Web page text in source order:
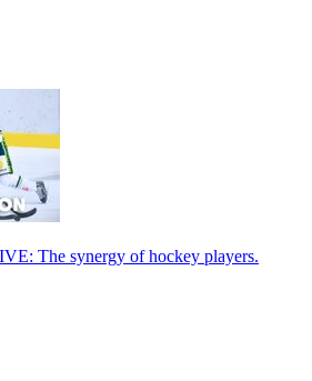
The synergy of hockey players.